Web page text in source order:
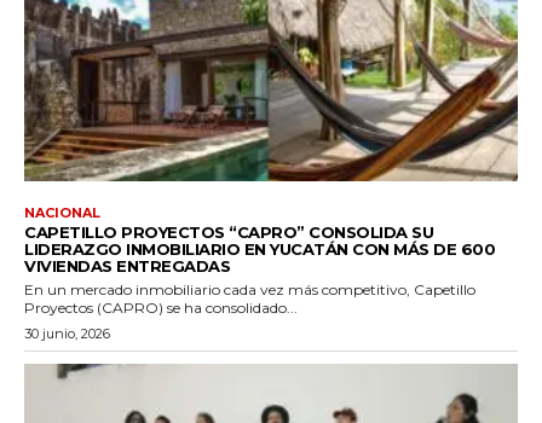
NACIONAL
CAPETILLO PROYECTOS “CAPRO” CONSOLIDA SU
LIDERAZGO INMOBILIARIO EN YUCATÁN CON MÁS DE 600
VIVIENDAS ENTREGADAS
En un mercado inmobiliario cada vez más competitivo, Capetillo
Proyectos (CAPRO) se ha consolidado...
30 junio, 2026